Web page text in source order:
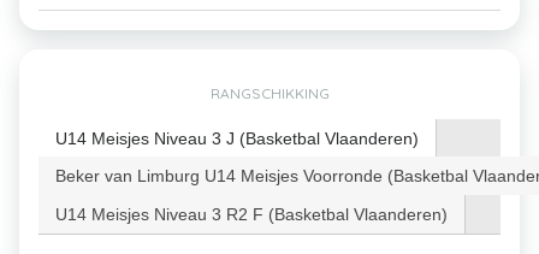
RANGSCHIKKING
U14 Meisjes Niveau 3 J (Basketbal Vlaanderen)
Beker van Limburg U14 Meisjes Voorronde (Basketbal
U14 Meisjes Niveau 3 R2 F (Basketbal Vlaanderen)